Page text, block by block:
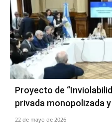
Proyecto de
privada monopolizada
22 de mayo de 2026